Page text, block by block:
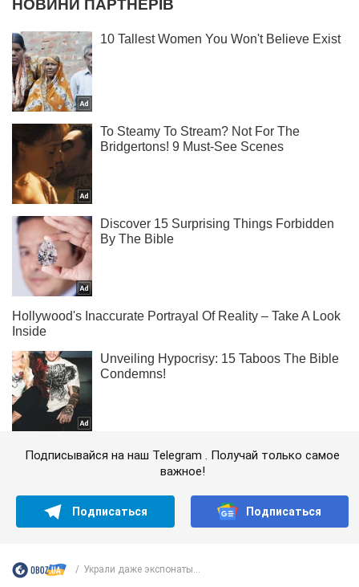
Подписывайся на наш Telegram . Получай только самое
важное!
Подписаться Подписаться
Украли даже экспонаты...